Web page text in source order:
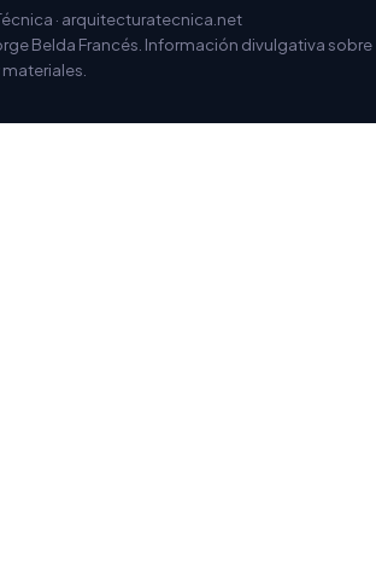
· arquitecturatecnica.net
Belda Francés. Información divulgativa sobre